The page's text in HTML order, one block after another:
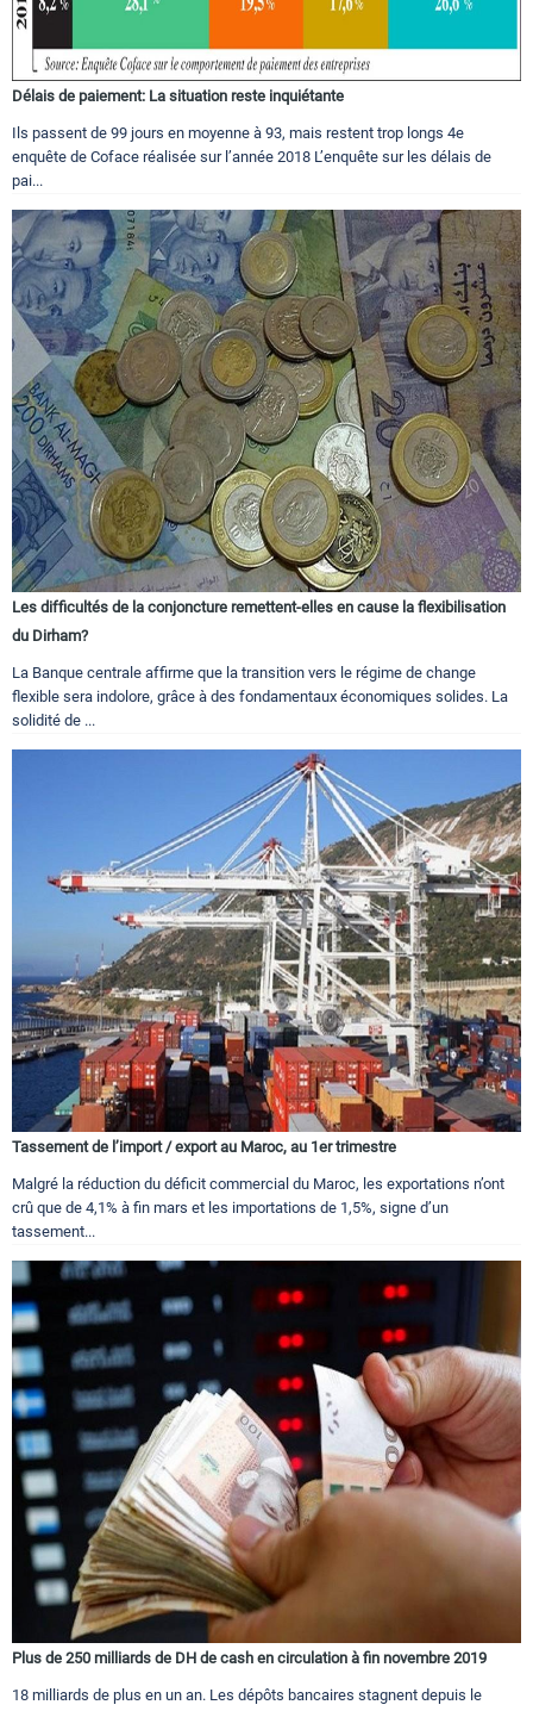
Délais de paiement: La situation reste inquiétante
Ils passent de 99 jours en moyenne à 93, mais restent trop longs 4e
enquête de Coface réalisée sur l’année 2018 L’enquête sur les délais de
pai...
Les difficultés de la conjoncture remettent-elles en cause la flexibilisation
du Dirham?
La Banque centrale affirme que la transition vers le régime de change
flexible sera indolore, grâce à des fondamentaux économiques solides. La
solidité de ...
Tassement de l’import / export au Maroc, au 1er trimestre
Malgré la réduction du déficit commercial du Maroc, les exportations n’ont
crû que de 4,1% à fin mars et les importations de 1,5%, signe d’un
tassement...
Plus de 250 milliards de DH de cash en circulation à fin novembre 2019
18 milliards de plus en un an. Les dépôts bancaires stagnent depuis le